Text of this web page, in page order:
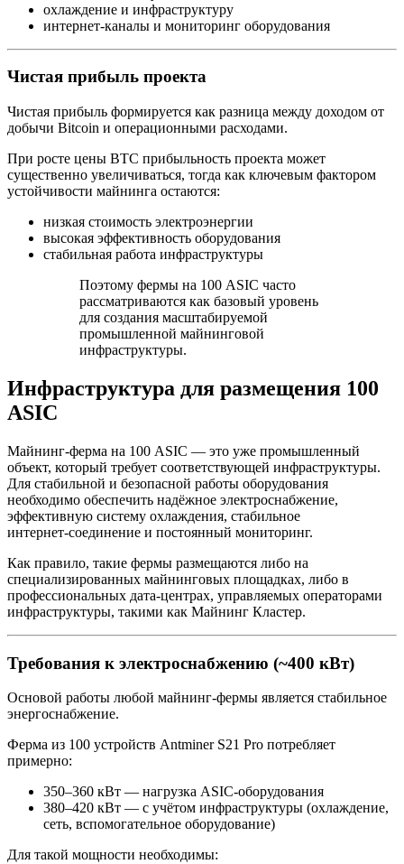
охлаждение и инфраструктуру
интернет‑каналы и мониторинг оборудования
Чистая прибыль проекта
Чистая прибыль формируется как разница между доходом от
добычи Bitcoin и операционными расходами.
При росте цены BTC прибыльность проекта может
существенно увеличиваться, тогда как ключевым фактором
устойчивости майнинга остаются:
низкая стоимость электроэнергии
высокая эффективность оборудования
стабильная работа инфраструктуры
Поэтому фермы на 100 ASIC часто
рассматриваются как базовый уровень
для создания масштабируемой
промышленной майнинговой
инфраструктуры.
Инфраструктура для размещения 100
ASIC
Майнинг‑ферма на 100 ASIC — это уже промышленный
объект, который требует соответствующей инфраструктуры.
Для стабильной и безопасной работы оборудования
необходимо обеспечить надёжное электроснабжение,
эффективную систему охлаждения, стабильное
интернет‑соединение и постоянный мониторинг.
Как правило, такие фермы размещаются либо на
специализированных майнинговых площадках, либо в
профессиональных дата‑центрах, управляемых операторами
инфраструктуры, такими как Майнинг Кластер.
Требования к электроснабжению (~400 кВт)
Основой работы любой майнинг‑фермы является стабильное
энергоснабжение.
Ферма из 100 устройств Antminer S21 Pro потребляет
примерно:
350–360 кВт — нагрузка ASIC‑оборудования
380–420 кВт — с учётом инфраструктуры (охлаждение,
сеть, вспомогательное оборудование)
Для такой мощности необходимы: